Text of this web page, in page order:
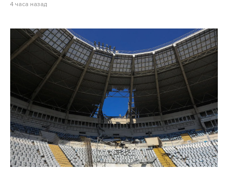
4 часа назад